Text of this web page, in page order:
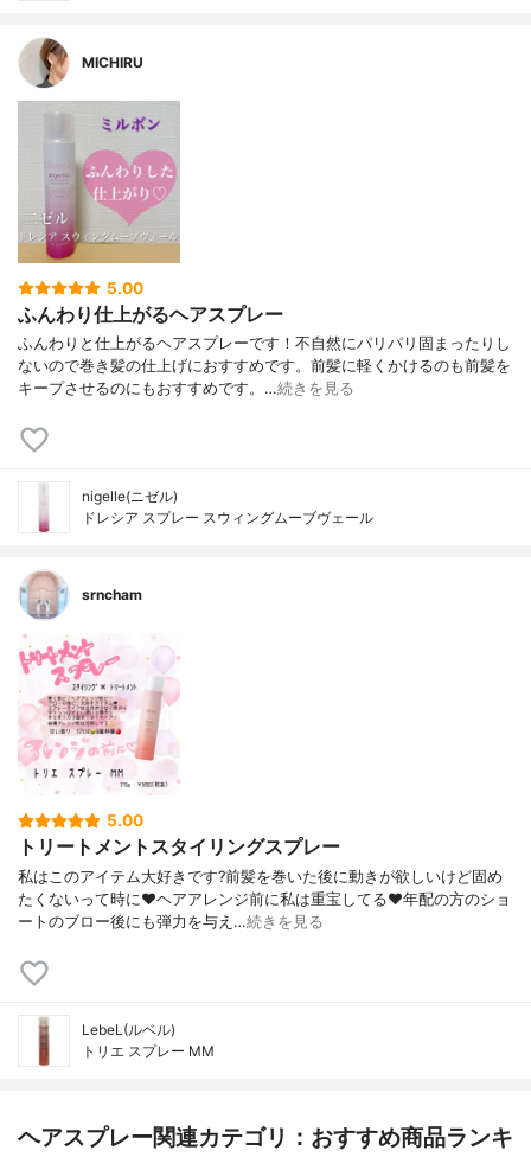
MICHIRU
5.00
ふんわり仕上がるヘアスプレー
ふんわりと仕上がるヘアスプレーです！不自然にパリパリ固まったりし
ないので巻き髪の仕上げにおすすめです。前髪に軽くかけるのも前髪を
キープさせるのにもおすすめです。…続きを見る
nigelle(ニゼル)
ドレシア スプレー スウィングムーブヴェール
srncham
5.00
トリートメントスタイリングスプレー
私はこのアイテム大好きです?前髪を巻いた後に動きが欲しいけど固め
たくないって時に❤︎ヘアアレンジ前に私は重宝してる❤︎年配の方のショ
ートのブロー後にも弾力を与え…続きを見る
LebeL(ルベル)
トリエ スプレー MM
ヘアスプレー関連カテゴリ：おすすめ商品ランキ